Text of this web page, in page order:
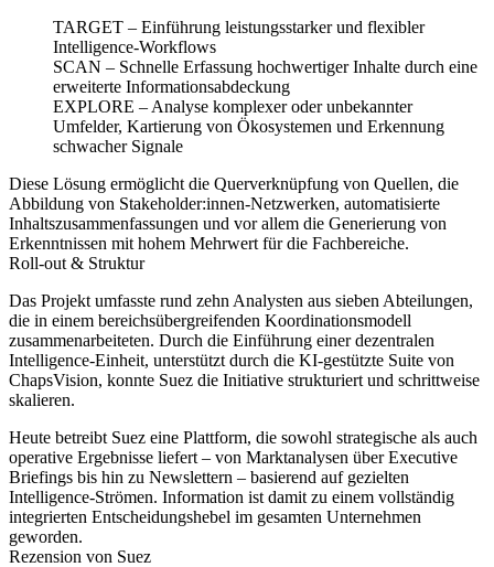
TARGET – Einführung leistungsstarker und flexibler
Intelligence-Workflows
SCAN – Schnelle Erfassung hochwertiger Inhalte durch eine
erweiterte Informationsabdeckung
EXPLORE – Analyse komplexer oder unbekannter
Umfelder, Kartierung von Ökosystemen und Erkennung
schwacher Signale
Diese Lösung ermöglicht die Querverknüpfung von Quellen, die
Abbildung von Stakeholder:innen-Netzwerken, automatisierte
Inhaltszusammenfassungen und vor allem die Generierung von
Erkenntnissen mit hohem Mehrwert für die Fachbereiche.
Roll-out & Struktur
Das Projekt umfasste rund zehn Analysten aus sieben Abteilungen,
die in einem bereichsübergreifenden Koordinationsmodell
zusammenarbeiteten. Durch die Einführung einer dezentralen
Intelligence-Einheit, unterstützt durch die KI-gestützte Suite von
ChapsVision, konnte Suez die Initiative strukturiert und schrittweise
skalieren.
Heute betreibt Suez eine Plattform, die sowohl strategische als auch
operative Ergebnisse liefert – von Marktanalysen über Executive
Briefings bis hin zu Newslettern – basierend auf gezielten
Intelligence-Strömen. Information ist damit zu einem vollständig
integrierten Entscheidungshebel im gesamten Unternehmen
geworden.
Rezension von Suez